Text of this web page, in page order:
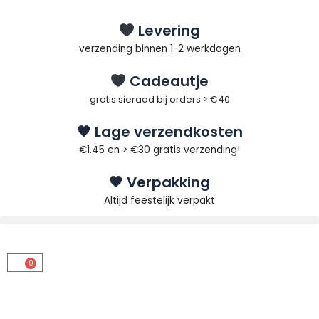
Levering
verzending binnen 1-2 werkdagen
Cadeautje
gratis sieraad bij orders > €40
🖤 Lage verzendkosten
€1.45 en > €30 gratis verzending!
🖤 Verpakking
Altijd feestelijk verpakt
0
Winkelwagen